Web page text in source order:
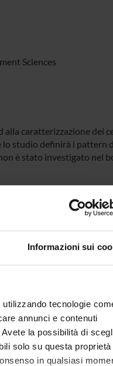
Informazioni sui
tecnologie
annunci e contenuti
la possibilità di
solo su questa proprietà
in qualsiasi
Sciences
alla caratterizzazione dei
studio definirà i pattern
è stato investigato nel
Monaco
Zanusso